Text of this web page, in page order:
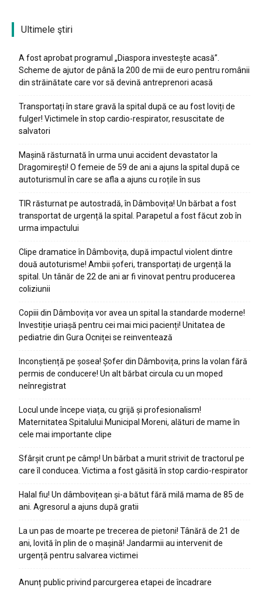
Ultimele ştiri
A fost aprobat programul „Diaspora investește acasă”.
Scheme de ajutor de până la 200 de mii de euro pentru românii
din străinătate care vor să devină antreprenori acasă
Transportați în stare gravă la spital după ce au fost loviți de
fulger! Victimele în stop cardio-respirator, resuscitate de
salvatori
Mașină răsturnată în urma unui accident devastator la
Dragomirești! O femeie de 59 de ani a ajuns la spital după ce
autoturismul în care se afla a ajuns cu roțile în sus
TIR răsturnat pe autostradă, în Dâmbovița! Un bărbat a fost
transportat de urgență la spital. Parapetul a fost făcut zob în
urma impactului
Clipe dramatice în Dâmbovița, după impactul violent dintre
două autoturisme! Ambii șoferi, transportați de urgență la
spital. Un tânăr de 22 de ani ar fi vinovat pentru producerea
coliziunii
Copiii din Dâmbovița vor avea un spital la standarde moderne!
Investiție uriașă pentru cei mai mici pacienți! Unitatea de
pediatrie din Gura Ocniței se reinventează
Inconștiență pe șosea! Șofer din Dâmbovița, prins la volan fără
permis de conducere! Un alt bărbat circula cu un moped
neînregistrat
Locul unde începe viața, cu grijă și profesionalism!
Maternitatea Spitalului Municipal Moreni, alături de mame în
cele mai importante clipe
Sfârșit crunt pe câmp! Un bărbat a murit strivit de tractorul pe
care îl conducea. Victima a fost găsită în stop cardio-respirator
Halal fiu! Un dâmbovițean și-a bătut fără milă mama de 85 de
ani. Agresorul a ajuns după gratii
La un pas de moarte pe trecerea de pietoni! Tânără de 21 de
ani, lovită în plin de o mașină! Jandarmii au intervenit de
urgență pentru salvarea victimei
Anunț public privind parcurgerea etapei de încadrare